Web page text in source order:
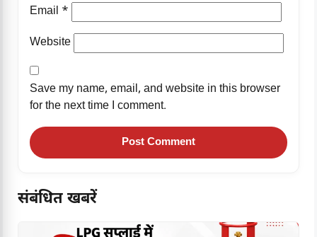
Email *
Website
Save my name, email, and website in this browser
for the next time I comment.
संबंधित खबरें